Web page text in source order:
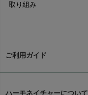
取り組み
ご利用ガイド
ハーモネイチャーについて